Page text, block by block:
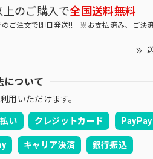
上のご購入で全国送料無料
のご注文で即日発送!! ※お支払済み、ご決
について
用いただけます。
い クレジットカード PayPay
キャリア決済 銀行振込